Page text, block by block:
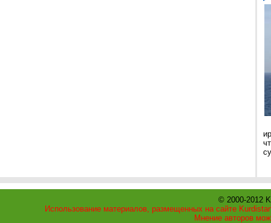
© 2000-2012
Использование материалов, размещенных на сайте
Мнение авторов